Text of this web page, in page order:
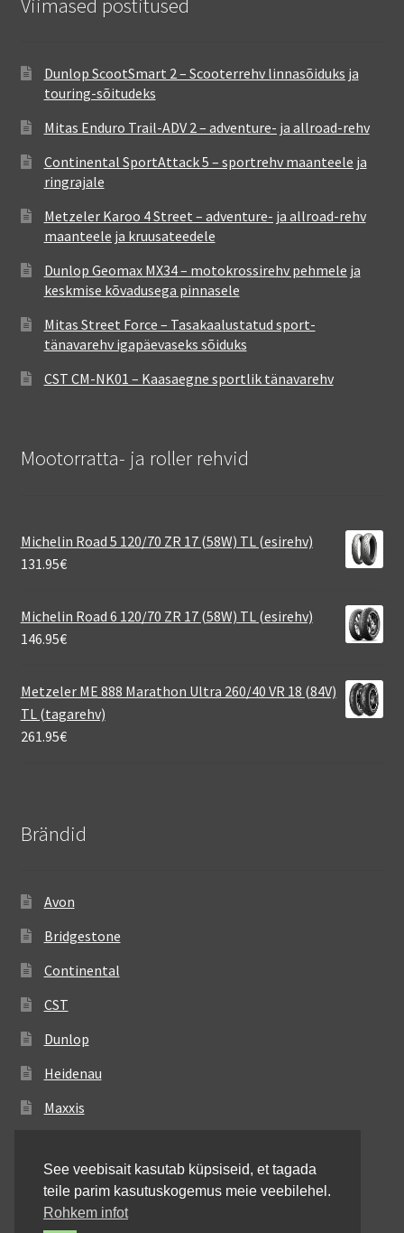
Dunlop ScootSmart 2 – Scooterrehv linnasõiduks ja
touring-sõitudeks
Mitas Enduro Trail-ADV 2 – adventure- ja allroad-rehv
Continental SportAttack 5 – sportrehv maanteele ja
ringrajale
Metzeler Karoo 4 Street – adventure- ja allroad-rehv
maanteele ja kruusateedele
Dunlop Geomax MX34 – motokrossirehv pehmele ja
keskmise kõvadusega pinnasele
Mitas Street Force – Tasakaalustatud sport-
tänavarehv igapäevaseks sõiduks
CST CM-NK01 – Kaasaegne sportlik tänavarehv
Mootorratta- ja roller rehvid
Michelin Road 5 120/70 ZR 17 (58W) TL (esirehv)
131.95€
Michelin Road 6 120/70 ZR 17 (58W) TL (esirehv)
146.95€
Metzeler ME 888 Marathon Ultra 260/40 VR 18 (84V)
TL (tagarehv)
261.95€
Brändid
Avon
Bridgestone
Continental
CST
Dunlop
Heidenau
Maxxis
Michelin
Mitas
See veebisait kasutab küpsiseid, et tagada
teile parim kasutuskogemus meie veebilehel.
Rohkem infot